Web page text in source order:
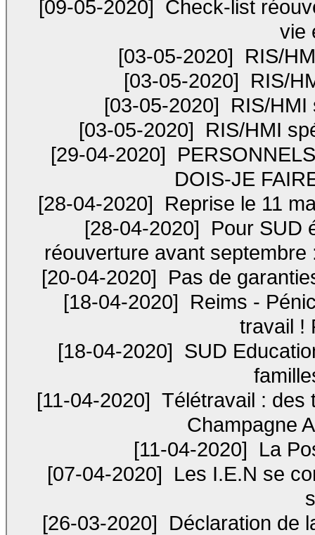
[09-05-2020]
Check-list
vie
[03-05-2020]
RIS/
[03-05-2020]
RIS/
[03-05-2020]
RIS/HMI
[03-05-2020]
RIS/HMI
[29-04-2020]
DOIS-JE
[28-04-2020]
Reprise le 11
[28-04-2020]
Pour SUD
réouverture avant
[20-04-2020]
Pas de
[18-04-2020]
Reims -
travail !
[18-04-2020] SUD
[11-04-2020] Télétravail : des
Champagne
[11-04-2020]
La
[07-04-2020]
Les I.E.N se
[26-03-2020]
Déclaration de